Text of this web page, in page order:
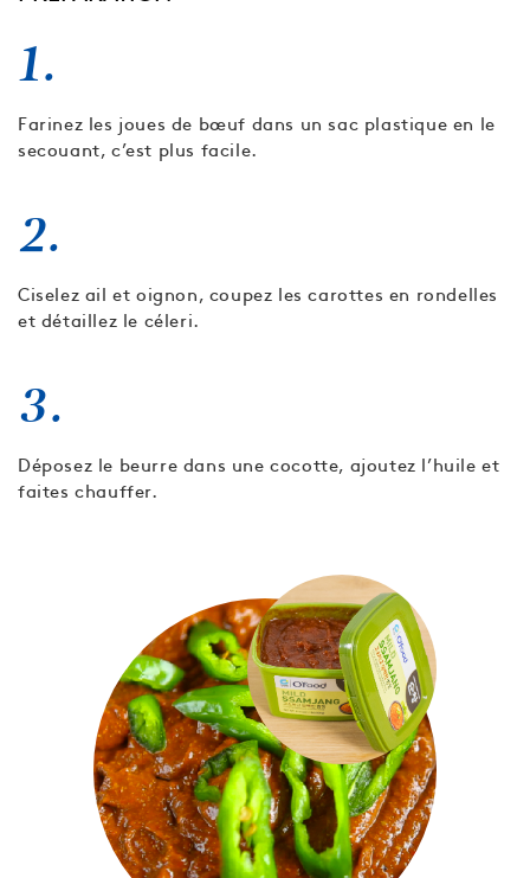
1.
Farinez les joues de bœuf dans un sac plastique en le
secouant, c’est plus facile.
2.
Ciselez ail et oignon, coupez les carottes en rondelles
et détaillez le céleri.
3.
Déposez le beurre dans une cocotte, ajoutez l’huile et
faites chauffer.